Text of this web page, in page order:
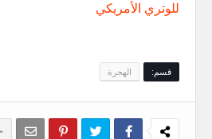
للوتري الأمريكي
قسم: الهجرة